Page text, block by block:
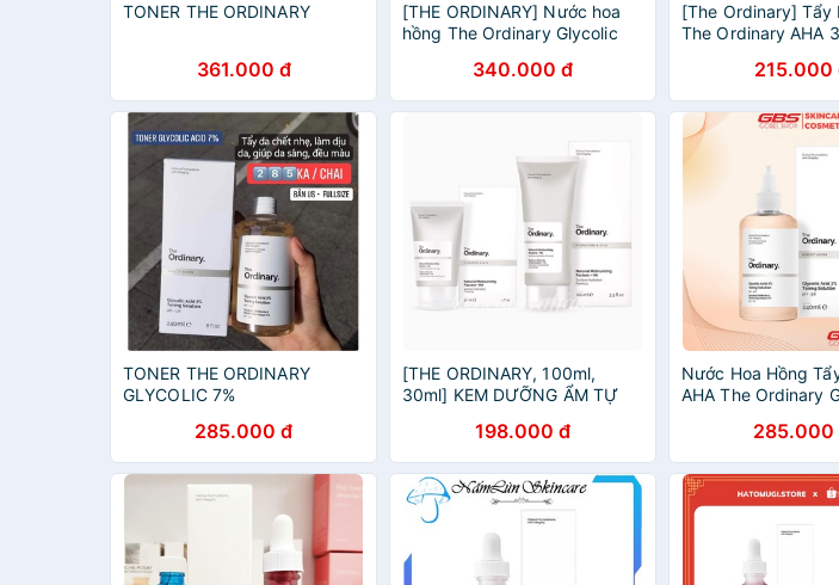
TONER THE ORDINARY
361.000 đ
[THE ORDINARY] Nước hoa
hồng The Ordinary Glycolic
340.000 đ
[The Ordinary] Tẩy
The Ordinary AHA
215.000
TONER THE ORDINARY
GLYCOLIC 7%
285.000 đ
[THE ORDINARY, 100ml,
30ml] KEM DƯỠNG ẨM TỰ
NATURAL MOISTURIZING
FACTORS + HA
198.000 đ
Nước Hoa Hồng
AHA The Ordinary
285.000